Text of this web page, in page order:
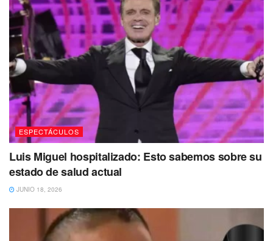
Ninguno de los dos ha salido a desmentir el rumor,
mientras tanto, los internautas han aprovechado la noticia
para criticar a la nueva novia de Piqué.
Cabe mencionar que ninguno de los dos ha salido para
desmentir el rumor, no obstante los fans de Shakira han
aprovechado para criticar a la nueva novia de Piqué. En
TikTok se han viralizado cientos de videos que abordan
esta teoría,
¿tú qué opinas al respecto?
No dejes de Leer
ESPECTÁCULOS
Luis Miguel hospitalizado: Esto sabemos sobre su
estado de salud actual
JUNIO 18, 2026